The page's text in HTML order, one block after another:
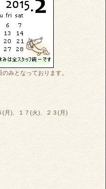
みとなっております。
)、１７(火)、２３(月)